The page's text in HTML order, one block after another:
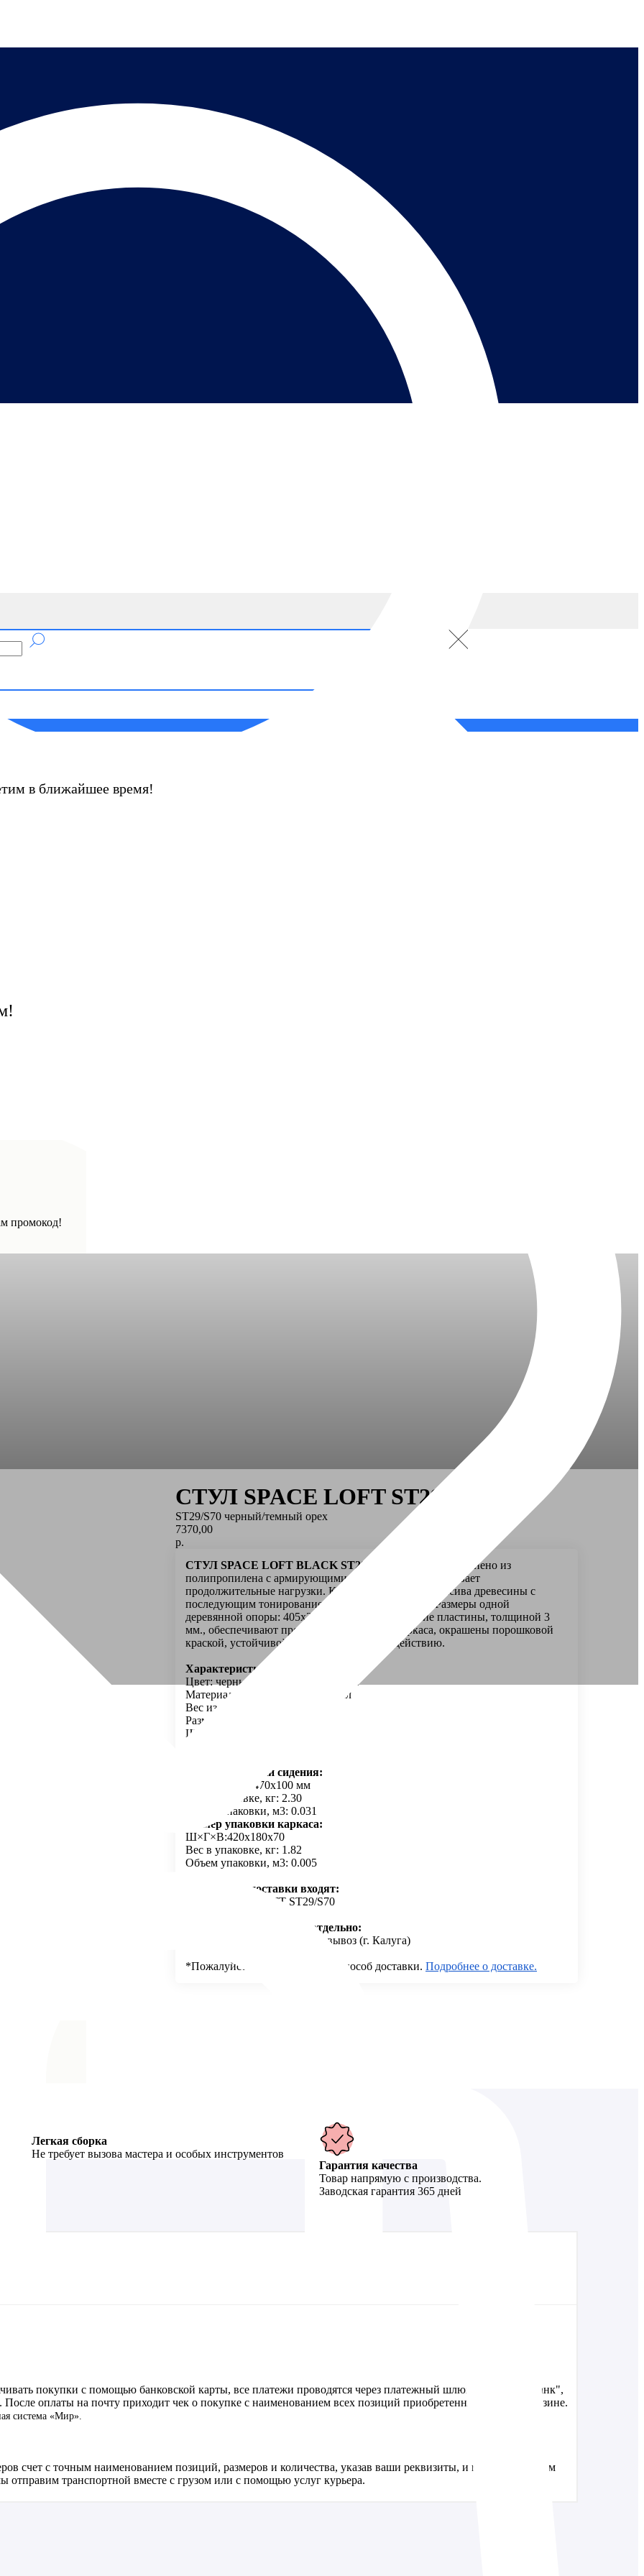
в ближайшее время!
промокод!
СТУЛ SPACE LOFT ST29/S70
ST29/S70 черный/темный орех
7370,00
р.
СТУЛ SPACE LOFT BLACK ST29/S70
– сидение выполнено из
полипропилена с армирующими добавками и выдерживает
продолжительные нагрузки. Каркас выполнен из массива древесины с
последующим тонированием и покрытием лаком. Размеры одной
деревянной опоры: 405х20х40 мм. Металлические пластины, толщиной 3
мм., обеспечивают прочность и жесткость каркаса, окрашены порошковой
краской, устойчивой к механическому воздействию.
Характеристики:
Цвет: черный/темный орех/черный
Материал: пластик/дерево/металл
Вес изделия, кг: 3.78
Размер изделия:
Ширина 460 мм
Размер упаковки сидения:
Ш×Г×В: 650x470x100 мм
Вес в упаковке, кг: 2.30
Объем упаковки, м3: 0.031
Размер упаковки каркаса:
Ш×Г×В:420x180x70
Вес в упаковке, кг: 1.82
Объем упаковки, м3: 0.005
В комплект поставки входят:
СТУЛ SPACE LOFT ST29/S70
Доставка оплачивается отдельно:
Деловые Линии, ПЭК, Самовывоз (г. Калуга)
*Пожалуйста укажите точный способ доставки. Подробнее о доставке.
Легкая сборка
Не требует вызова мастера и особых инструментов
Гарантия качества
Товар напрямую с производства.
Заводская гарантия 365 дней
покупки с помощью банковской карты, все платежи проводятся через платежный шлюз АО "Альфа Банк",
После оплаты на почту приходит чек о покупке с наименованием всех позиций приобретенных у нас в магазине.
система «Мир».
счет с точным наименованием позиций, размеров и количества, указав ваши реквизиты, и мы пришлем вам
отправим транспортной вместе с грузом или с помощью услуг курьера.